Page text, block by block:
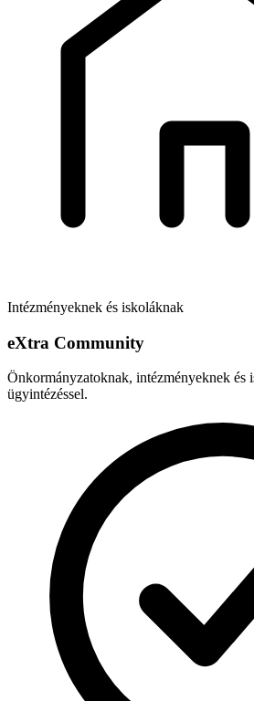
Intézményeknek és iskoláknak
eXtra Community
Önkormányzatoknak, intézményeknek és
ügyintézéssel.